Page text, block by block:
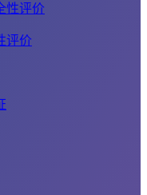
性评价
评价